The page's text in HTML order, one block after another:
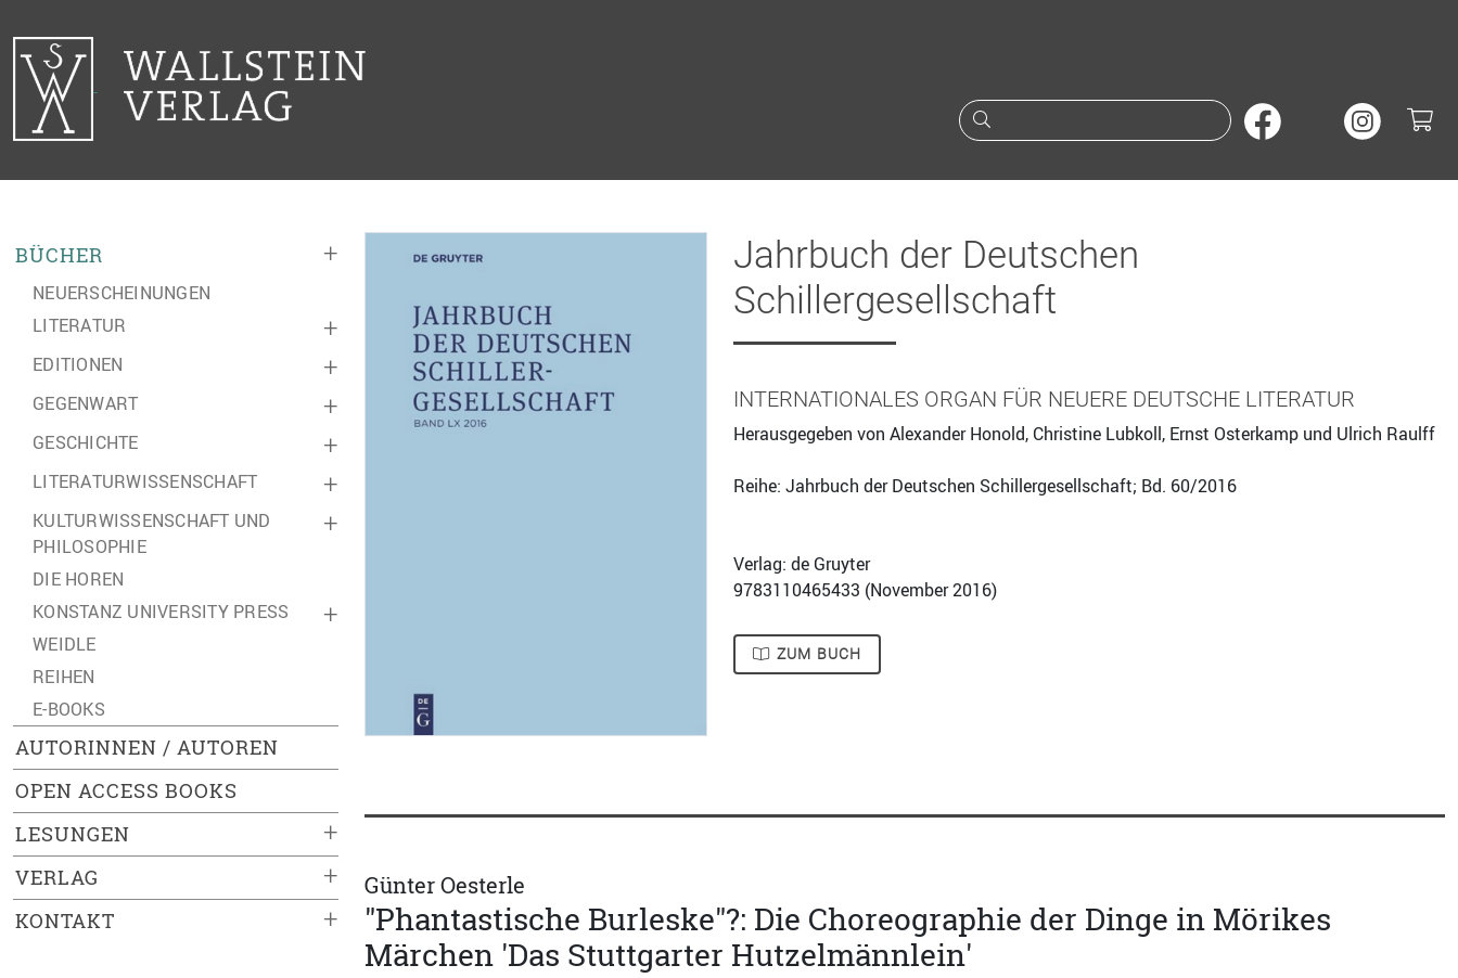
Suche nach Büchern oder
+
BÜCHER
NEUERSCHEINUNGEN
+
LITERATUR
+
EDITIONEN
+
GEGENWART
+
GESCHICHTE
+
LITERATURWISSENSCHAFT
+
KULTURWISSENSCHAFT UND
PHILOSOPHIE
DIE HOREN
+
KONSTANZ UNIVERSITY PRESS
WEIDLE
REIHEN
E-BOOKS
AUTORINNEN / AUTOREN
OPEN ACCESS BOOKS
+
LESUNGEN
+
VERLAG
+
KONTAKT
Jahrbuch der Deutschen
Schillergesellschaft
INTERNATIONALES ORGAN FÜR NEUERE DEUTSCHE LITERATUR
Herausgegeben von Alexander Honold, Christine Lubkoll, Ernst Osterkamp und Ulrich Raulff
Reihe: Jahrbuch der Deutschen Schillergesellschaft; Bd. 60/2016
Verlag: de Gruyter
9783110465433 (November 2016)
ZUM BUCH
Günter Oesterle
"Phantastische Burleske"?: Die Choreographie der Dinge in Mörikes
Märchen 'Das Stuttgarter Hutzelmännlein'